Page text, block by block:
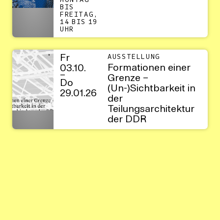
BIS
FREITAG,
14 BIS 19
UHR
Fr
03.10.
–
Do
29.01.26
AUSSTELLUNG
Formationen einer
Grenze –
(Un-)Sichtbarkeit in
der
Teilungsarchitektur
der DDR